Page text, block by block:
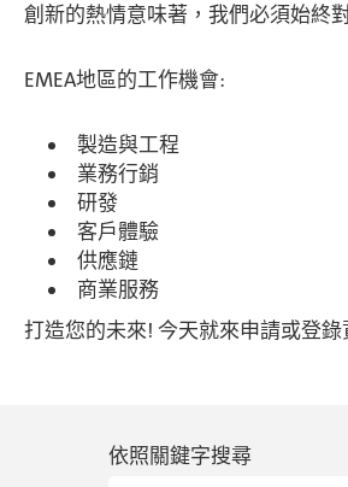
創新的熱情意味著，我們必須始終
EMEA地區的工作機會:
製造與工程
業務行銷
研發
客戶體驗
供應鏈
商業服務
打造您的未來! 今天就來申請或登
依照關鍵字搜尋